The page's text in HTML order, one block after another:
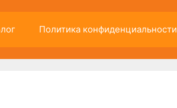
Политика конфиденциальности